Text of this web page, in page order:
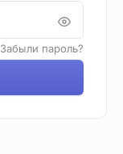
Забыли пароль?